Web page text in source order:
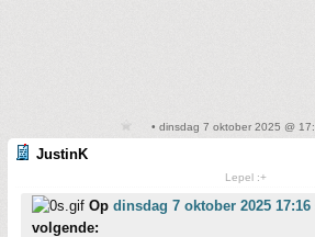
• dinsdag 7 oktober 2025 @
JustinK
Lepel :+
Op dinsdag 7 oktober 2025 17:16
volgende: